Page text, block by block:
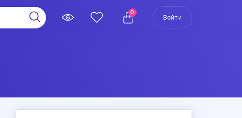
0
Войти